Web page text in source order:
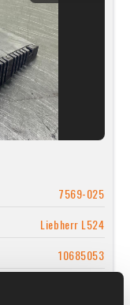
7569-025
Liebherr L524
10685053